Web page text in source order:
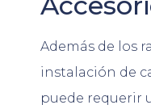
Además de los
instalación de
puede requerir